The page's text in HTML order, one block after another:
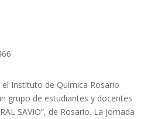
el Instituto de Química Rosario
grupo de estudiantes y docentes
SAVIO”, de Rosario. La jornada